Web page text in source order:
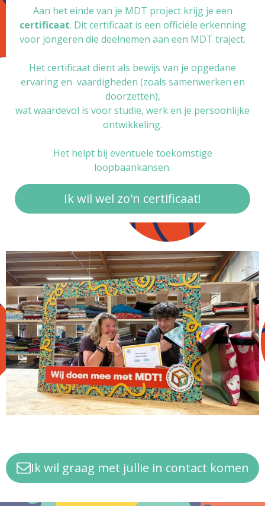
Aan het einde van je MDT project krijg je een
certificaat. Dit certificaat is een officiële erkenning
voor jongeren die deelnemen aan een MDT traject.
Het certificaat dient als bewijs van je opgedane
ervaring en vaardigheden (zoals samenwerken en
doorzetten),
wat waardevol is voor studie, werk en je persoonlijke
ontwikkeling.
Het helpt bij eventuele toekomstige
loopbaankansen.
Ik wil wel zo'n certificaat!
Ik wil graag met jullie in contact komen